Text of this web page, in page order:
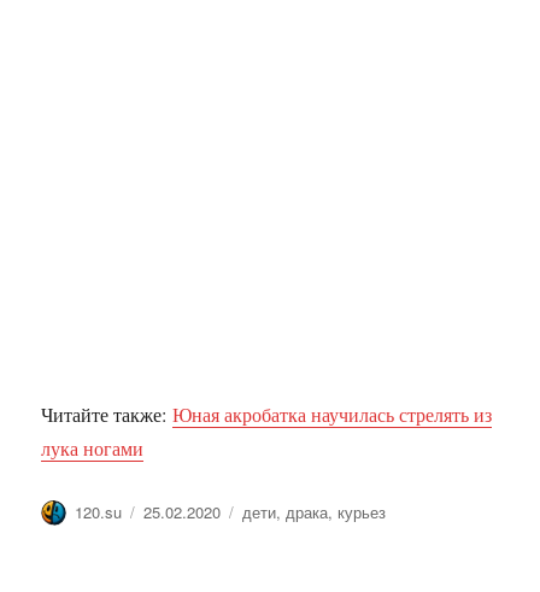
Читайте также:Юная акробатка научилась стрелять из
лука ногами
Автор
120.su Опубликовано
25.02.2020 Метки
дети,драка, курьез